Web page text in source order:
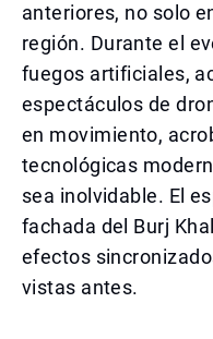
anteriores, no solo
región. Durante el
fuegos artificiales,
espectáculos de
en movimiento,
tecnológicas
sea inolvidable. El
fachada del Burj
efectos
vistas antes.